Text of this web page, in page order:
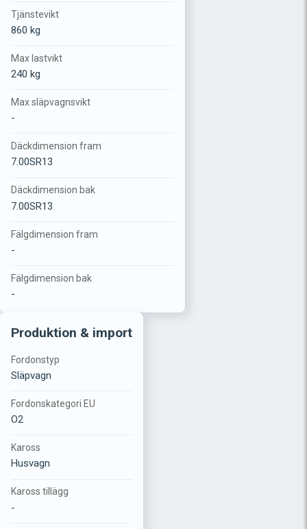
Tjänstevikt
860 kg
Max lastvikt
240 kg
Max släpvagnsvikt
-
Däckdimension fram
7.00SR13
Däckdimension bak
7.00SR13
Fälgdimension fram
-
Fälgdimension bak
-
Produktion & import
Fordonstyp
Släpvagn
Fordonskategori EU
O2
Kaross
Husvagn
Kaross tillägg
-